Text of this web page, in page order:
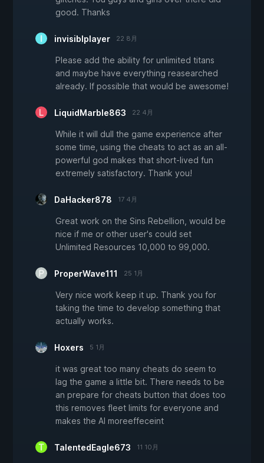
good. Thanks
invisiblplayer 22 8月
Please add the ability for unlimited titans
and maybe have everything reasearched
already. If possible that would be awesome!
LiquidMarble863 22 4月
While it will dull the game experience after
some time, using the cheats to act as an all-
powerful god makes that short-lived fun
extremely satisfactory. Thank you!
DaHacker878 17 4月
Great work on the Sins Rebellion, would be
nice if me or other user's could set
Unlimited Resources 10,000 to 99,000.
ProperWave111 25 1月
Very nice work keep it up. Thank you for
taking the time to develop something that
actually works.
Hoxers 5 1月
it was great too many cheats do seem to
lag the game a little bit. There needs to be
an prepare for cheats button that does too
this removes fleet limits for everyone and
makes the AI moreeffeceint
TalentedEagle673 11 10月